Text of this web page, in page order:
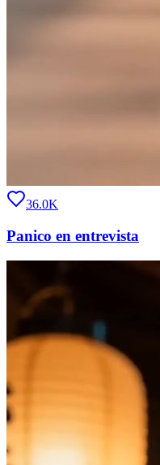
36.0K
Panico en entrevista